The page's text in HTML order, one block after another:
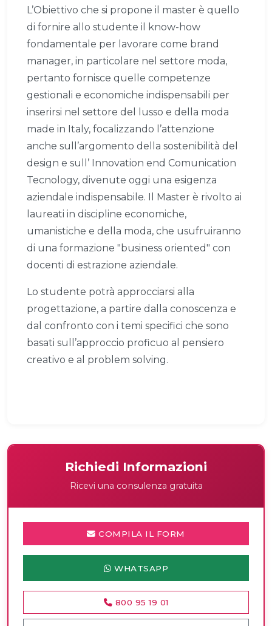
L’Obiettivo che si propone il master è quello
di fornire allo studente il know-how
fondamentale per lavorare come brand
manager, in particolare nel settore moda,
pertanto fornisce quelle competenze
gestionali e economiche indispensabili per
inserirsi nel settore del lusso e della moda
made in Italy, focalizzando l’attenzione
anche sull’argomento della sostenibilità del
design e sull’ Innovation end Comunication
Tecnology, divenute oggi una esigenza
aziendale indispensabile. Il Master è rivolto ai
laureati in discipline economiche,
umanistiche e della moda, che usufruiranno
di una formazione "business oriented" con
docenti di estrazione aziendale.
Lo studente potrà approcciarsi alla
progettazione, a partire dalla conoscenza e
dal confronto con i temi specifici che sono
basati sull’approccio proficuo al pensiero
creativo e al problem solving.
Richiedi Informazioni
Ricevi una consulenza gratuita
COMPILA IL FORM
WHATSAPP
800 95 19 01